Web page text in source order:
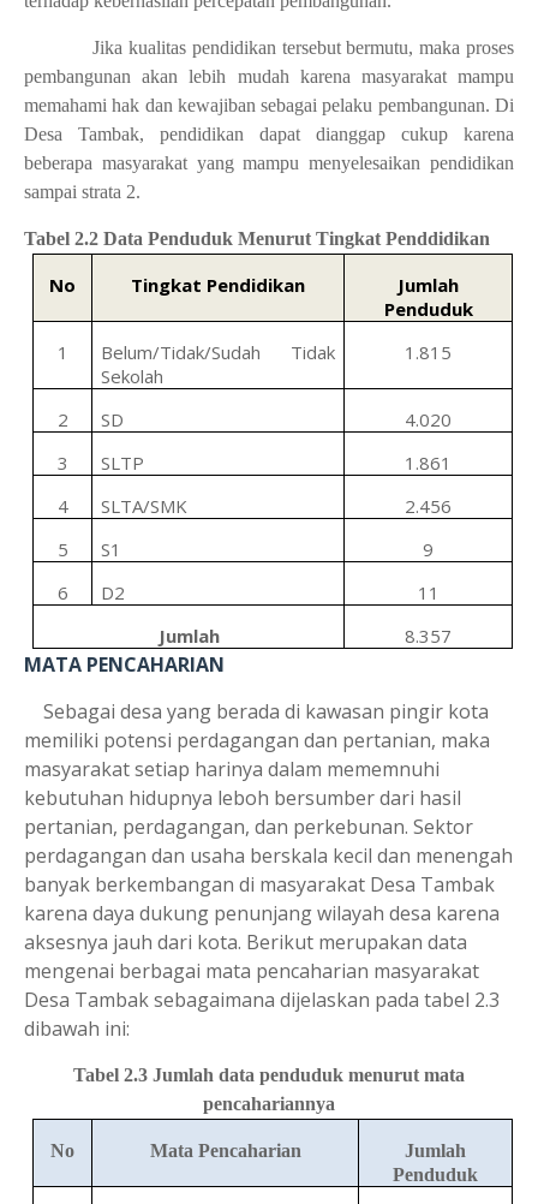
Jika kualitas pendidikan tersebut bermutu, maka proses
pembangunan akan lebih mudah karena masyarakat mampu
memahami hak dan kewajiban sebagai pelaku pembangunan. Di
Desa Tambak, pendidikan dapat dianggap cukup karena
beberapa masyarakat yang mampu menyelesaikan pendidikan
sampai strata 2.
Tabel 2.2 Data Penduduk Menurut Tingkat Penddidikan
No Tingkat Pendidikan
Jumlah
Penduduk
1
Belum/Tidak/Sudah Tidak
Sekolah
1.815
2 SD
4.020
3
SLTP
1.861
4
SLTA/SMK
2.456
5
S1
9
6
D2
11
Jumlah
8.357
MATA PENCAHARIAN
Sebagai desa yang berada di kawasan pingir kota
memiliki potensi perdagangan dan pertanian, maka
masyarakat setiap harinya dalam mememnuhi
kebutuhan hidupnya leboh bersumber dari hasil
pertanian, perdagangan, dan perkebunan. Sektor
perdagangan dan usaha berskala kecil dan menengah
banyak berkembangan di masyarakat Desa Tambak
karena daya dukung penunjang wilayah desa karena
aksesnya jauh dari kota. Berikut merupakan data
mengenai berbagai mata pencaharian masyarakat
Desa Tambak sebagaimana dijelaskan pada tabel 2.3
dibawah ini:
Tabel 2.3 Jumlah data penduduk menurut mata
pencahariannya
No Mata Pencaharian
Jumlah
Penduduk